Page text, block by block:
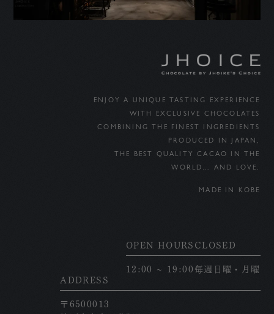
ENJOY A UNIQUE TASTING EXPERIENCE
WITH EXCLUSIVE CHOCOLATES
COMBINING THE FINEST INGREDIENTS
PRODUCED IN JAPAN,
THE BEST QUALITY CACAO IN THE
WORLD… AND LOVE.
MADE IN KOBE
OPEN HOURS
12:00 ~ 19:00
CLOSED
毎週日曜・月曜
ADDRESS
〒6500013